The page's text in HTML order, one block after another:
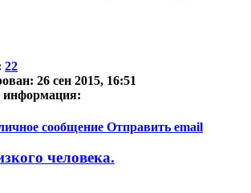
22
26 сен 2015, 16:51
информация:
сообщение Отправить email
человека.